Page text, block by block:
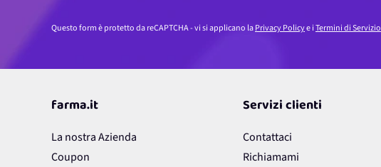
Questo form è protetto da reCAPTCHA - vi si applicano laPrivacy Policye iTermini di Servizio
farma.it
La nostra Azienda
Coupon
Servizi clienti
Contattaci
Richiamami